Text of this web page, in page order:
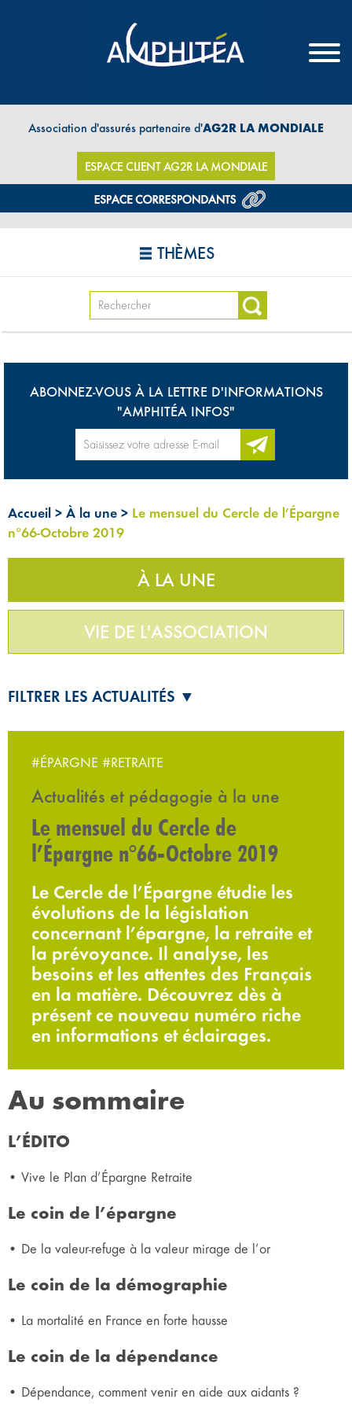
Association d'assurés partenaire d'AG2R LA MONDIALE
ESPACE CLIENT AG2R LA MONDIALE
THÈMES
ABONNEZ-VOUS À LA LETTRE D'INFORMATIONS
"AMPHITÉA INFOS"
Accueil > À la une > Le mensuel du Cercle de l’Épargne
n°66-Octobre 2019
À LA UNE
VIE DE L'ASSOCIATION
FILTRER LES ACTUALITÉS ▼
#ÉPARGNE #RETRAITE
Actualités et pédagogie à la une
Le mensuel du Cercle de
l’Épargne n°66-Octobre 2019
Le Cercle de l’Épargne étudie les
évolutions de la législation
concernant l’épargne, la retraite et
la prévoyance. Il analyse, les
besoins et les attentes des Français
en la matière. Découvrez dès à
présent ce nouveau numéro riche
en informations et éclairages.
Au sommaire
L’ÉDITO
• Vive le Plan d’Épargne Retraite
Le coin de l’épargne
• De la valeur-refuge à la valeur mirage de l’or
Le coin de la démographie
• La mortalité en France en forte hausse
Le coin de la dépendance
• Dépendance, comment venir en aide aux aidants ?